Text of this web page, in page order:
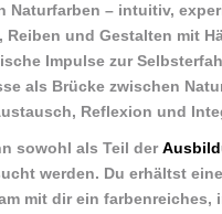
Naturfarben – intuitiv,
Reiben und Gestalten mit
Impulse zur
als Brücke zwischen
Reflexion und
sowohl als Teil der
werden. Du erhältst
mit dir ein